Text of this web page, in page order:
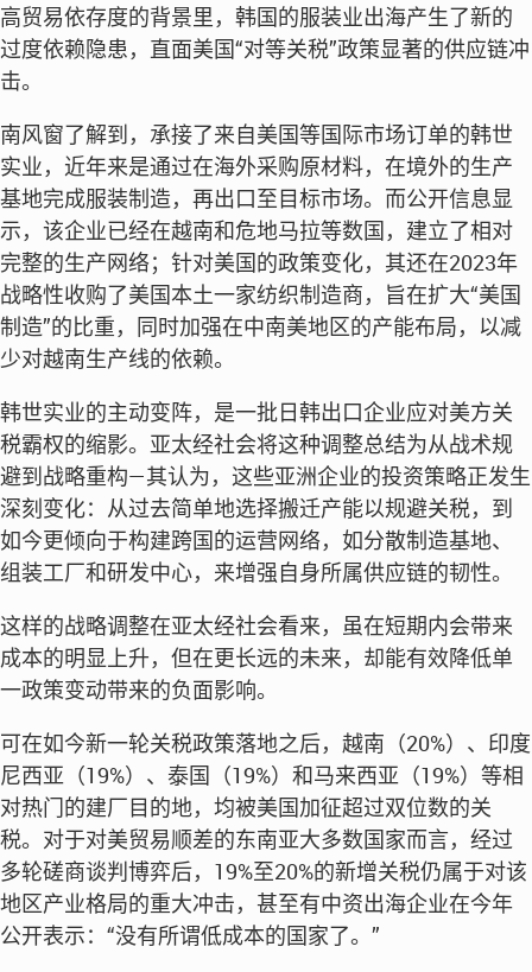
高贸易依存度的背景里，韩国的服装业出海产生了新的
过度依赖隐患，直面美国“对等关税”政策显著的供应链冲
击。
南风窗了解到，承接了来自美国等国际市场订单的韩世
实业，近年来是通过在海外采购原材料，在境外的生产
基地完成服装制造，再出口至目标市场。而公开信息显
示，该企业已经在越南和危地马拉等数国，建立了相对
完整的生产网络；针对美国的政策变化，其还在2023年
战略性收购了美国本土一家纺织制造商，旨在扩大“美国
制造”的比重，同时加强在中南美地区的产能布局，以减
少对越南生产线的依赖。
韩世实业的主动变阵，是一批日韩出口企业应对美方关
税霸权的缩影。亚太经社会将这种调整总结为从战术规
避到战略重构—其认为，这些亚洲企业的投资策略正发生
深刻变化：从过去简单地选择搬迁产能以规避关税，到
如今更倾向于构建跨国的运营网络，如分散制造基地、
组装工厂和研发中心，来增强自身所属供应链的韧性。
这样的战略调整在亚太经社会看来，虽在短期内会带来
成本的明显上升，但在更长远的未来，却能有效降低单
一政策变动带来的负面影响。
可在如今新一轮关税政策落地之后，越南（20%）、印度
尼西亚（19%）、泰国（19%）和马来西亚（19%）等相
对热门的建厂目的地，均被美国加征超过双位数的关
税。对于对美贸易顺差的东南亚大多数国家而言，经过
多轮磋商谈判博弈后，19%至20%的新增关税仍属于对该
地区产业格局的重大冲击，甚至有中资出海企业在今年
公开表示：“没有所谓低成本的国家了。”